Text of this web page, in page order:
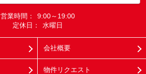
営業時間：
9:00～19:00
定休日：
水曜日
会社概要
物件リクエスト